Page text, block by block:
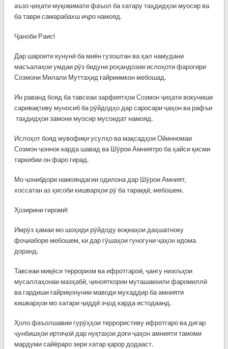
аъзо ҷиҳати муқовимати фаъол ба хатару таҳдидҳои муосир ва
ба таври самарабахш иҷро намояд.
Ҷаноби Раис!
Дар шароити кунунӣ ба миён гузоштан ва ҳал намудани
масъалаҳои умдаи рӯз бидуни роҳандозии ислоҳоти фарогири
Созмони Милали Муттаҳид ғайриимкон мебошад.
Ин раванд бояд ба тавсеаи зарфиятҳои Созмон ҷиҳати вокуниши
саривақтиву муносиб ба рӯйдодҳо дар саросари ҷаҳон ва рафъи
таҳдидҳои замони муосир мусоидат намояд.
Ислоҳот бояд мувофиқи усулҳо ва мақсадҳои Ойинномаи
Созмон ҷоннок карда шавад ва Шӯрои Амниятро ба ҳайси қисми
таркибии он фаро гирад.
Мо ҷонибдори намояндагии одилона дар Шӯрои Амният,
хоссатан аз ҳисоби кишварҳои рӯ ба тараққӣ, мебошем.
Ҳозирини гиромӣ!
Имрӯз ҳамаи мо шоҳиди рӯйдоду воқеаҳои даҳшатноку
фоҷиаборе мебошем, ки дар гӯшаҳои гуногуни ҷаҳон идома
доранд.
Тавсеаи миқёси терроризм ва ифротгароӣ, ҷангу низоъҳои
мусаллаҳонаи мазҳабӣ, ҷинояткории муташаккили фаромиллӣ
ва гардиши ғайриқонунии маводи мухаддир ба амнияти
кишварҳои мо хатари ҷиддӣ эҷод карда истодаанд.
Ҳоло фаъолшавии гурӯҳҳои террористиву ифротгаро ва дигар
ҷунбишҳои иртиҷоӣ дар нуқтаҳои доғи ҷаҳон амнияти тамоми
мардуми сайёраро зери хатар қарор додааст.